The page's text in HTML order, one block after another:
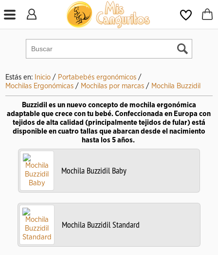
Estás en: Inicio / Portabebés ergonómicos /
Mochilas Ergonómicas / Mochilas por marcas / Mochila Buzzidil
Buzzidil es un nuevo concepto de mochila ergonómica
adaptable que crece con tu bebé. Confeccionada en Europa con
tejidos de alta calidad (principalmente tejidos de fular) está
disponible en cuatro tallas que abarcan desde el nacimiento
hasta los 5 años.
Mochila Buzzidil Baby
Mochila Buzzidil Standard